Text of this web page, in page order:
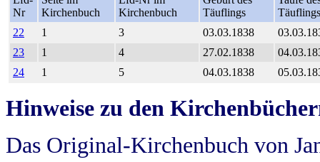
Nr
Kirchenbuch
Kirchenbuch
Täuflings
Täuflings
22
1 3 03.03.1838
23
1 4 27.02.1838
24
1 5 04.03.1838
Hinweise zu den
Das Original-Kirchenbuch von